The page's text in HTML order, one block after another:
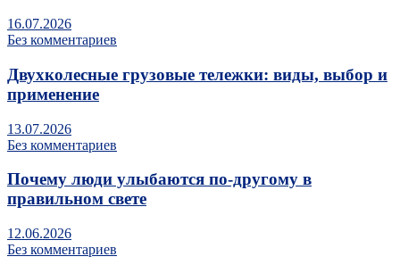
16.07.2026
Без комментариев
Двухколесные грузовые тележки: виды, выбор и
применение
13.07.2026
Без комментариев
Почему люди улыбаются по‑другому в
правильном свете
12.06.2026
Без комментариев